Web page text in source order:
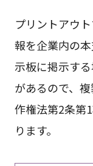
プリントアウ
報を企業内の
示板に掲示す
があるので、
作権法第2条第
ります。